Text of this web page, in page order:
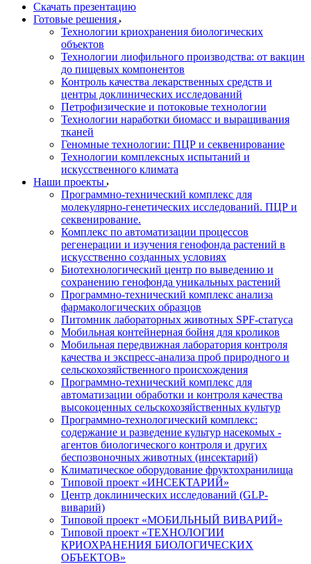
Скачать презентацию
Готовые решения
Технологии криохранения биологических
объектов
Технологии лиофильного производства: от вакцин
до пищевых компонентов
Контроль качества лекарственных средств и
центры доклинических исследований
Петрофизические и потоковые технологии
Технологии наработки биомасс и выращивания
тканей
Геномные технологии: ПЦР и секвенирование
Технологии комплексных испытаний и
искусственного климата
Наши проекты
Программно-технический комплекс для
молекулярно-генетических исследований. ПЦР и
секвенирование.
Комплекс по автоматизации процессов
регенерации и изучения генофонда растений в
искусственно созданных условиях
Биотехнологический центр по выведению и
сохранению генофонда уникальных растений
Программно-технический комплекс анализа
фармакологических образцов
Питомник лабораторных животных SPF-статуса
Мобильная контейнерная бойня для кроликов
Мобильная передвижная лаборатория контроля
качества и экспресс-анализа проб природного и
сельскохозяйственного происхождения
Программно-технический комплекс для
автоматизации обработки и контроля качества
высокоценных сельскохозяйственных культур
Программно-технологический комплекс:
содержание и разведение культур насекомых -
агентов биологического контроля и других
беспозвоночных животных (инсектарий)
Климатическое оборудование фруктохранилища
Типовой проект «ИНСЕКТАРИЙ»
Центр доклинических исследований (GLP-
виварий)
Типовой проект «МОБИЛЬНЫЙ ВИВАРИЙ»
Типовой проект «ТЕХНОЛОГИИ
КРИОХРАНЕНИЯ БИОЛОГИЧЕСКИХ
ОБЪЕКТОВ»